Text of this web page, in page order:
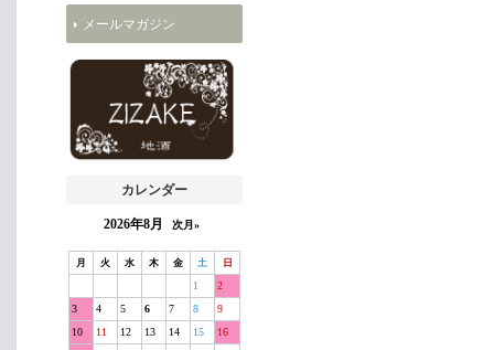
メールマガジン
カレンダー
2026年8月 次月»
月 火 水 木 金 土 日
1
2
3
4 5 6 7 8
9
10
11 12 13 14 15
16